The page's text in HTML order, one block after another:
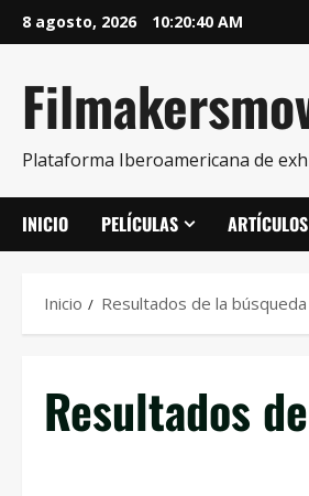
8 agosto, 2026 10:20:41 AM
Plataforma Iberoamericana de
INICIO PELÍCULAS ARTÍCULOS
Inicio Resultados de la
Resultados